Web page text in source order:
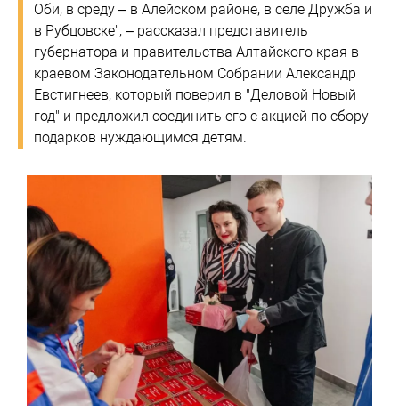
Оби, в среду – в Алейском районе, в селе Дружба и
в Рубцовске", – рассказал представитель
губернатора и правительства Алтайского края в
краевом Законодательном Собрании Александр
Евстигнеев, который поверил в "Деловой Новый
год" и предложил соединить его с акцией по сбору
подарков нуждающимся детям.